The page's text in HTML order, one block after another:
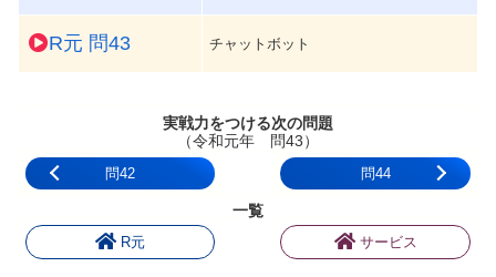
R元 問43 チャットボット
実戦力をつける次の問題
（令和元年 問43）
問42 問44
一覧
R元 サービス